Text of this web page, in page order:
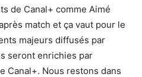
de Canal+ comme Aimé
match et ça vaut pour le
majeurs diffusés par
seront enrichies par
Canal+. Nous restons dans